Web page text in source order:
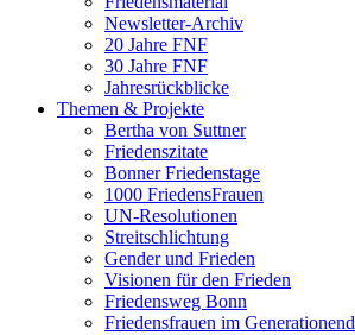
Newsletter-Archiv
20 Jahre FNF
30 Jahre FNF
Jahresrückblicke
Themen & Projekte
Bertha von Suttner
Friedenszitate
Bonner Friedenstage
1000 FriedensFrauen
UN-Resolutionen
Streitschlichtung
Gender und Frieden
Visionen für den Frieden
Friedensweg Bonn
Friedensfrauen im